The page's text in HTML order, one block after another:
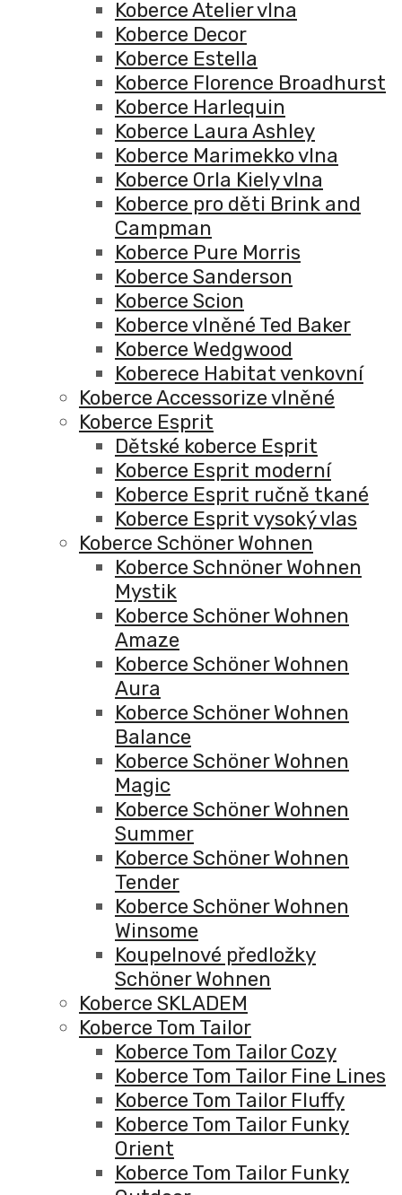
Koberce Atelier vlna
Koberce Decor
Koberce Estella
Koberce Florence Broadhurst
Koberce Harlequin
Koberce Laura Ashley
Koberce Marimekko vlna
Koberce Orla Kiely vlna
Koberce pro děti Brink and
Campman
Koberce Pure Morris
Koberce Sanderson
Koberce Scion
Koberce vlněné Ted Baker
Koberce Wedgwood
Koberece Habitat venkovní
Koberce Accessorize vlněné
Koberce Esprit
Dětské koberce Esprit
Koberce Esprit moderní
Koberce Esprit ručně tkané
Koberce Esprit vysoký vlas
Koberce Schöner Wohnen
Koberce Schnöner Wohnen
Mystik
Koberce Schöner Wohnen
Amaze
Koberce Schöner Wohnen
Aura
Koberce Schöner Wohnen
Balance
Koberce Schöner Wohnen
Magic
Koberce Schöner Wohnen
Summer
Koberce Schöner Wohnen
Tender
Koberce Schöner Wohnen
Winsome
Koupelnové předložky
Schöner Wohnen
Koberce SKLADEM
Koberce Tom Tailor
Koberce Tom Tailor Cozy
Koberce Tom Tailor Fine Lines
Koberce Tom Tailor Fluffy
Koberce Tom Tailor Funky
Orient
Koberce Tom Tailor Funky